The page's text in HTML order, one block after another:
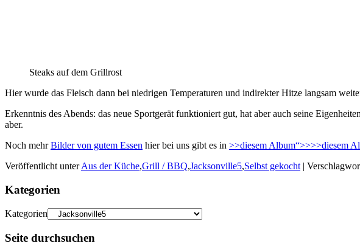
Steaks auf dem Grillrost
Hier wurde das Fleisch dann bei niedrigen Temperaturen und indirekter Hitze langsam
Erkenntnis des Abends: das neue Sportgerät funktioniert gut, hat aber auch seine
aber.
Noch mehrBilder von gutem Essen hier bei uns gibt es in >>diesem Album“>>>>diesem
Veröffentlicht unterAus der Küche,Grill / BBQ,Jacksonville5,Selbst gekocht|
Kategorien
Kategorien
Seite durchsuchen